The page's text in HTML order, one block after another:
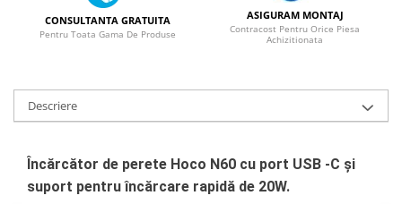
Ecrane Pentru MOTOROLA
MOTOROLA COMPATIBILE
XIAOMI COMPATIBILE
Ecrane Pentru NOKIA
NOKIA COMPATIBILE
CONSULTANTA GRATUITA
Pentru Toata Gama De Produse
ASIGURAM MONTAJ
Contracost Pentru Orice Piesa
Achizitionata
Descriere
Încărcător de perete Hoco N60 cu port USB -C și
suport pentru încărcare rapidă de 20W.